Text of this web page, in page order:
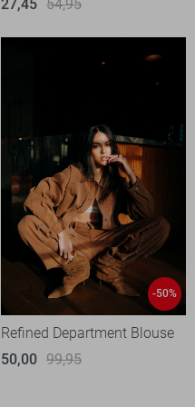
27,45 54,95
-50%
Refined Department Blouse
50,00 99,95